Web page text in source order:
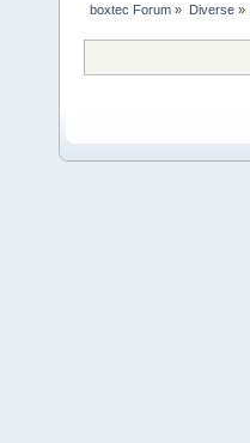
boxtec Forum » Diverse»